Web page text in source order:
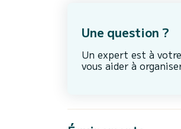
Une question ?
Un expert est à
vous aider à